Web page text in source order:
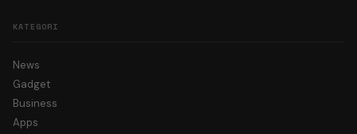
KATEGORI
News
Gadget
Business
Apps